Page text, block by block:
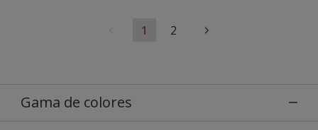
1 2
Gama de colores